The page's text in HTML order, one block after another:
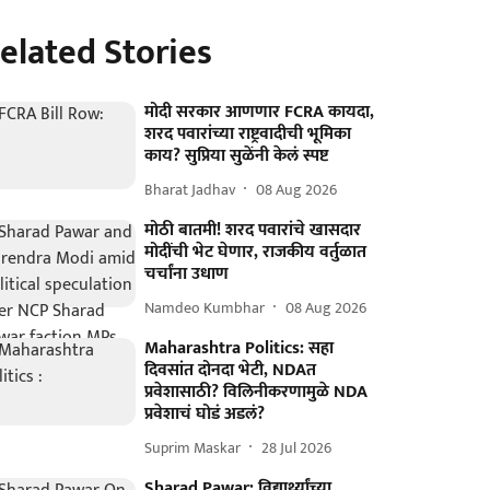
Stories
मोदी सरकार आणणार FCRA कायदा,
शरद पवारांच्या राष्ट्रवादीची भूमिका
काय? सुप्रिया सुळेंनी केलं स्पष्ट
Bharat Jadhav 08 Aug 2026
मोठी बातमी! शरद पवारांचे खासदार
मोदींची भेट घेणार, राजकीय वर्तुळात
चर्चांना उधाण
Namdeo Kumbhar 08 Aug 2026
Maharashtra Politics: सहा
दिवसांत दोनदा भेटी, NDAत
प्रवेशासाठी? विलिनीकरणामुळे NDA
प्रवेशाचं घोडं अडलं?
Suprim Maskar 28 Jul 2026